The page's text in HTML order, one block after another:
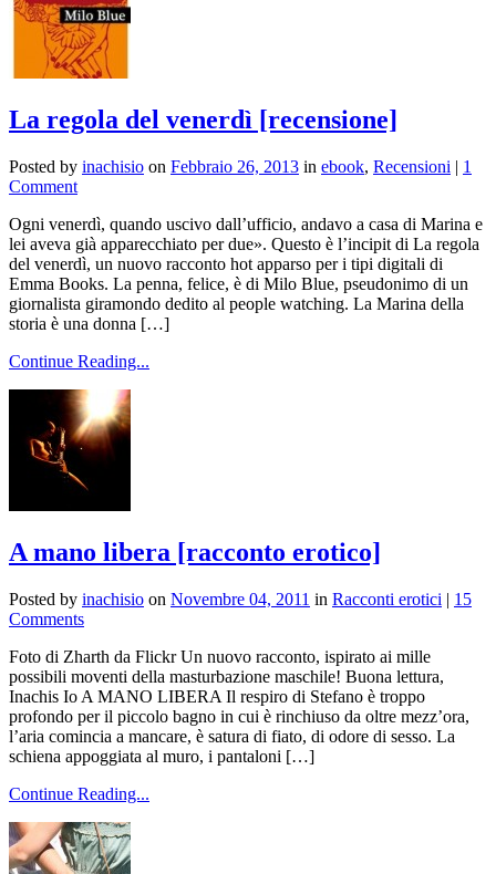
La regola del venerdì [recensione]
Posted by inachisio on Febbraio 26, 2013 in ebook, Recensioni | 1
Comment
Ogni venerdì, quando uscivo dall’ufficio, andavo a casa di Marina e
lei aveva già apparecchiato per due». Questo è l’incipit di La regola
del venerdì, un nuovo racconto hot apparso per i tipi digitali di
Emma Books. La penna, felice, è di Milo Blue, pseudonimo di un
giornalista giramondo dedito al people watching. La Marina della
storia è una donna […]
Continue Reading...
A mano libera [racconto erotico]
Posted by inachisio on Novembre 04, 2011 in Racconti erotici | 15
Comments
Foto di Zharth da Flickr Un nuovo racconto, ispirato ai mille
possibili moventi della masturbazione maschile! Buona lettura,
Inachis Io A MANO LIBERA Il respiro di Stefano è troppo
profondo per il piccolo bagno in cui è rinchiuso da oltre mezz’ora,
l’aria comincia a mancare, è satura di fiato, di odore di sesso. La
schiena appoggiata al muro, i pantaloni […]
Continue Reading...